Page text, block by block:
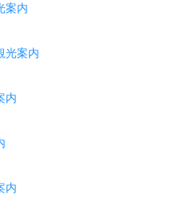
案内
光案内
内
内